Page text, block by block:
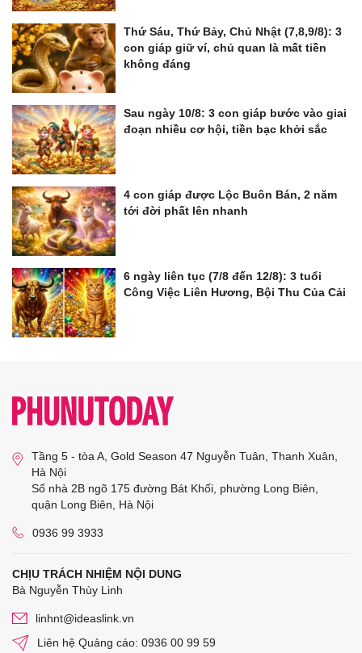
Thứ Sáu, Thứ Bảy, Chủ Nhật (7,8,9/8): 3
con giáp giữ ví, chủ quan là mất tiền
không đáng
Sau ngày 10/8: 3 con giáp bước vào giai
đoạn nhiều cơ hội, tiền bạc khởi sắc
4 con giáp được Lộc Buôn Bán, 2 năm
tới đời phất lên nhanh
6 ngày liên tục (7/8 đến 12/8): 3 tuổi
Công Việc Liên Hương, Bội Thu Của Cải
Tầng 5 - tòa A, Gold Season 47 Nguyễn Tuân, Thanh Xuân,
Hà Nội
Số nhà 2B ngõ 175 đường Bát Khối, phường Long Biên,
quận Long Biên, Hà Nội
0936 99 3933
CHỊU TRÁCH NHIỆM NỘI DUNG
Bà Nguyễn Thùy Linh
linhnt@ideaslink.vn
Liên hệ Quảng cáo: 0936 00 99 59